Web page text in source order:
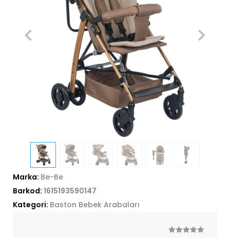
Marka: Be-Be
Barkod: 1615193590147
Kategori: Baston Bebek Arabaları